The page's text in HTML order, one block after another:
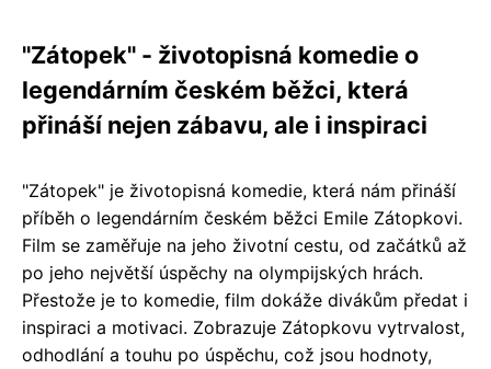
"Zátopek" - životopisná komedie o
legendárním českém běžci, která
přináší nejen zábavu, ale i inspiraci
"Zátopek" je životopisná komedie, která nám přináší
příběh o legendárním českém běžci Emile Zátopkovi.
Film se zaměřuje na jeho životní cestu, od začátků až
po jeho největší úspěchy na olympijských hrách.
Přestože je to komedie, film dokáže divákům předat i
inspiraci a motivaci. Zobrazuje Zátopkovu vytrvalost,
odhodlání a touhu po úspěchu, což jsou hodnoty,